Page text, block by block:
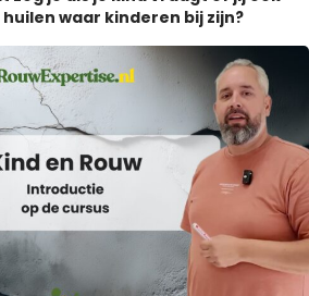
waar kinderen bij zijn?